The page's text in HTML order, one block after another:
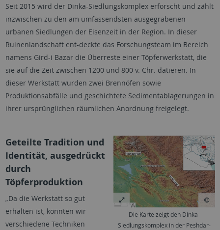
Seit 2015 wird der Dinka-Siedlungskomplex erforscht und zählt
inzwischen zu den am umfassendsten ausgegrabenen
urbanen Siedlungen der Eisenzeit in der Region. In dieser
Ruinenlandschaft ent-deckte das Forschungsteam im Bereich
namens Gird-i Bazar die Überreste einer Töpferwerkstatt, die
sie auf die Zeit zwischen 1200 und 800 v. Chr. datieren. In
dieser Werkstatt wurden zwei Brennöfen sowie
Produktionsabfälle und geschichtete Sedimentablagerungen in
ihrer ursprünglichen räumlichen Anordnung freigelegt.
Die Karte zeigt den Dinka-
Siedlungskomplex in der Peshdar-
Geteilte Tradition und
Identität, ausgedrückt
durch
Töpferproduktion
„Da die Werkstatt so gut
erhalten ist, konnten wir
verschiedene Techniken